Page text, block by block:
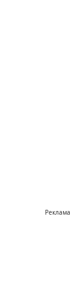
Реклама